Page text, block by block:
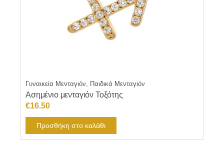
Γυναικεία Μενταγιόν, Παιδικά Μενταγιόν
Ασημένιο μενταγιόν Τοξότης
€16.50
Προσθήκη στο καλάθι